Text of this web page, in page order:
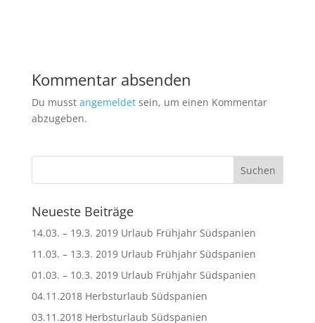
Kommentar absenden
Du musst angemeldetsein, um einen Kommentar
abzugeben.
Neueste Beiträge
14.03. – 19.3. 2019 Urlaub Frühjahr Südspanien
11.03. – 13.3. 2019 Urlaub Frühjahr Südspanien
01.03. – 10.3. 2019 Urlaub Frühjahr Südspanien
04.11.2018 Herbsturlaub Südspanien
03.11.2018 Herbsturlaub Südspanien